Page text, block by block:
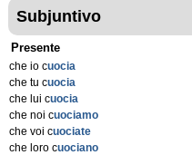
Subjuntivo
Presente
che io cuocia
che tu cuocia
che lui cuocia
che noi cuociamo
che voi cuociate
che loro cuociano